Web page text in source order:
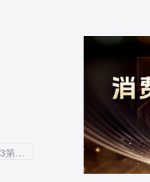
知衣科技, AI科技公司, 服装AI大数据, 消费数字化年度引领者, 未来电商高峰论坛, 2023第一届电商生态赋能大会, 数据智能SaaS产品, 供应链平台, 图像识别, 数据挖掘, 智能推荐